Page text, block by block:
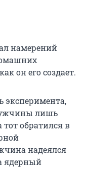
намерений
он его создает.
эксперимента,
лишь
тот обратился в
надеялся
ядерный